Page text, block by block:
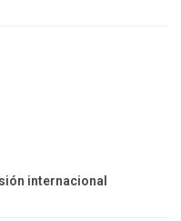
internacional